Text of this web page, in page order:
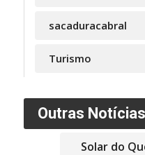
sacaduracabral
Turismo
Outras Notícias
Solar do